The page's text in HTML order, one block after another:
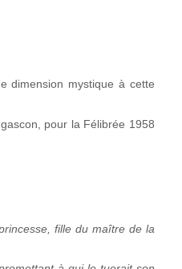
dimension mystique à cette
pour la Félibrée 1958
fille du maître de la